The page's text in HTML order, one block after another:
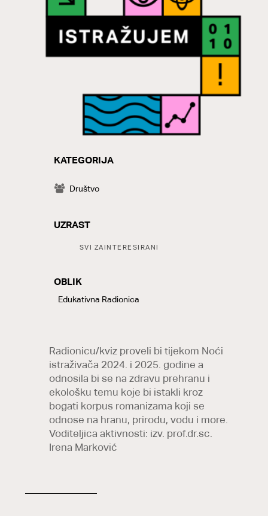
KATEGORIJA
Društvo
UZRAST
SVI ZAINTERESIRANI
OBLIK
LABELS
Edukativna Radionica
Radionicu/kviz proveli bi tijekom Noći
istraživača 2024. i 2025. godine a
odnosila bi se na zdravu prehranu i
ekološku temu koje bi istakli kroz
bogati korpus romanizama koji se
odnose na hranu, prirodu, vodu i more.
Voditeljica aktivnosti: izv. prof.dr.sc.
Irena Marković